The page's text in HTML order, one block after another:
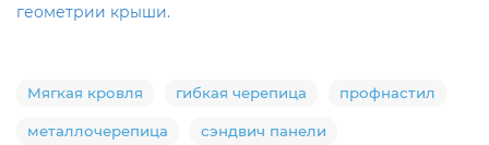
геометрии крыши.
Мягкая кровля гибкая черепица профнастил
металлочерепица сэндвич панели